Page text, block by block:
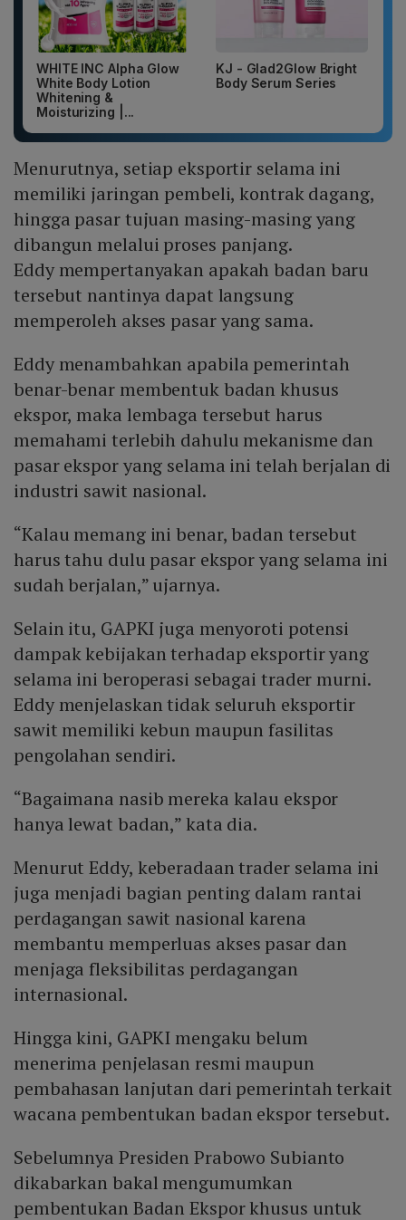
WHITE INC Alpha Glow
White Body Lotion
Whitening &
Moisturizing |...
KJ - Glad2Glow Bright
Body Serum Series
Menurutnya, setiap eksportir selama ini
memiliki jaringan pembeli, kontrak dagang,
hingga pasar tujuan masing-masing yang
dibangun melalui proses panjang.
Eddy mempertanyakan apakah badan baru
tersebut nantinya dapat langsung
memperoleh akses pasar yang sama.
Eddy menambahkan apabila pemerintah
benar-benar membentuk badan khusus
ekspor, maka lembaga tersebut harus
memahami terlebih dahulu mekanisme dan
pasar ekspor yang selama ini telah berjalan di
industri sawit nasional.
“Kalau memang ini benar, badan tersebut
harus tahu dulu pasar ekspor yang selama ini
sudah berjalan,” ujarnya.
Selain itu, GAPKI juga menyoroti potensi
dampak kebijakan terhadap eksportir yang
selama ini beroperasi sebagai trader murni.
Eddy menjelaskan tidak seluruh eksportir
sawit memiliki kebun maupun fasilitas
pengolahan sendiri.
“Bagaimana nasib mereka kalau ekspor
hanya lewat badan,” kata dia.
Menurut Eddy, keberadaan trader selama ini
juga menjadi bagian penting dalam rantai
perdagangan sawit nasional karena
membantu memperluas akses pasar dan
menjaga fleksibilitas perdagangan
internasional.
Hingga kini, GAPKI mengaku belum
menerima penjelasan resmi maupun
pembahasan lanjutan dari pemerintah terkait
wacana pembentukan badan ekspor tersebut.
Sebelumnya Presiden Prabowo Subianto
dikabarkan bakal mengumumkan
pembentukan Badan Ekspor khusus untuk